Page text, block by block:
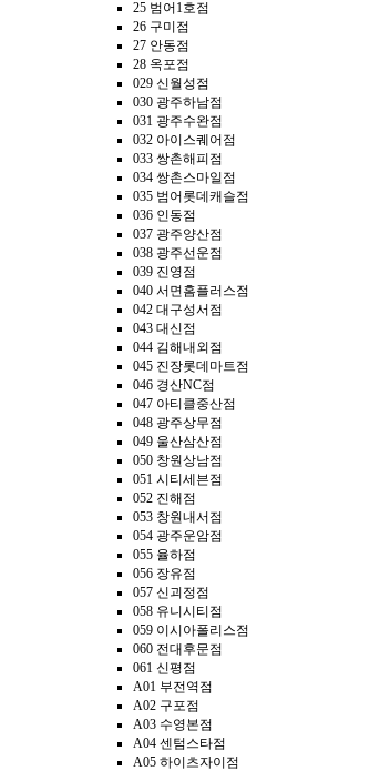
25 범어1호점
26 구미점
27 안동점
28 옥포점
029 신월성점
030 광주하남점
031 광주수완점
032 아이스퀘어점
033 쌍촌해피점
034 쌍촌스마일점
035 범어롯데캐슬점
036 인동점
037 광주양산점
038 광주선운점
039 진영점
040 서면홈플러스점
042 대구성서점
043 대신점
044 김해내외점
045 진장롯데마트점
046 경산NC점
047 아티클중산점
048 광주상무점
049 울산삼산점
050 창원상남점
051 시티세븐점
052 진해점
053 창원내서점
054 광주운암점
055 율하점
056 장유점
057 신괴정점
058 유니시티점
059 이시아폴리스점
060 전대후문점
061 신평점
A01 부전역점
A02 구포점
A03 수영본점
A04 센텀스타점
A05 하이츠자이점